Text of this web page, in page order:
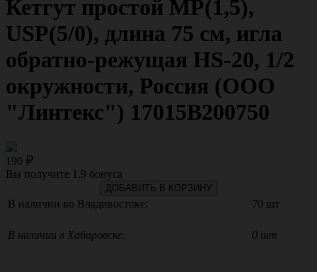
Кетгут простой МР(1,5),
USР(5/0), длина 75 см, игла
обратно-режущая HS-20, 1/2
окружности, Россия (ООО
"Линтекс") 17015В200750
190
Вы получите 1.9 бонуса
ДОБАВИТЬ В КОРЗИНУ
В наличии во Владивостоке: 70 шт
В наличии в Хабаровске: 0 шт